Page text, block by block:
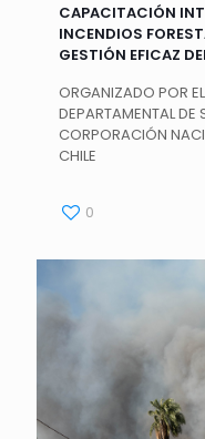
CAPACITACIÓN
INCENDIOS
GESTIÓN EFICAZ
ORGANIZADO POR
DEPARTAMENTAL
CORPORACIÓN
CHILE
0